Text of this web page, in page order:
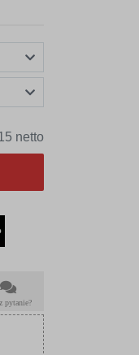
netto
pytanie?